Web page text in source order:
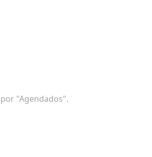
"Agendados".